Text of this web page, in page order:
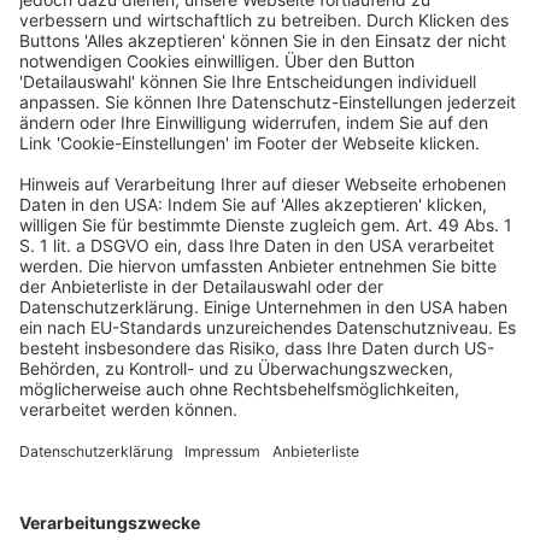
Dies teilt sie in ihrer Antwort (20/14523) auf eine Kleine
Anfrage der FDP-Fraktion (20/14373) mit, die sich nach
Plänen zur Mindestbesteuerung von Hochverdienenden
erkundigt hatte. Unterstützt würden dabei die auf G20-
Ebene vereinbarten Ziele, zur Stärkung von
progressiven Steuersystemen und zur Sicherstellung
Die Regierung will sich außerdem dafür einsetzen, den
zwischenstaatlichen Informationsaustausch über
Besteuerungsgrundlagen zu verbessern.
„Informationsaustausch und internationale
Zusammenarbeit bilden die Grundlage, um bestehende
Steueransprüche effektiver durchzusetzen und
sicherzustellen, dass alle Steuerpflichtigen ihren fairen
Beitrag leisten“, heißt es in der Antwort.
(hib 41/2025 v. 23.1.2025)
Besteuerung gerecht